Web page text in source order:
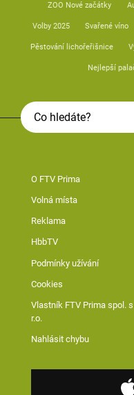
ZOO Nové začátky
Volby 2025 Svařené víno
Pěstování lichořeřišnice
Nejlepší
O FTV Prima
Volná místa
Reklama
HbbTV
Podmínky užívání
Cookies
Vlastník FTV Prima spol. s
r.o.
Nahlásit chybu